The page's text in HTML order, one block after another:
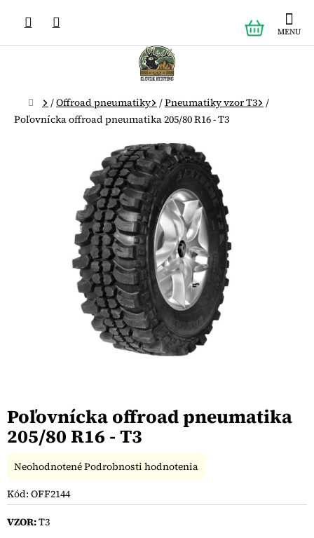
obsah
KOŠÍK
Domov
/Offroad pneumatiky /Pneumatiky vzor T3 /
Poľovnícka offroad pneumatika 205/80 R16 - T3
Poľovnícka offroad pneumatika
205/80 R16 - T3
Kód: OFF2144
VZOR:T3
Priemerné
produktu
je
0,0
NeohodnotenéPodrobnosti hodnotenia